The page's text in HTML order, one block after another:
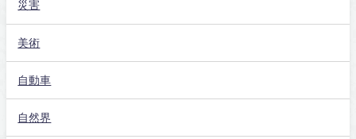
災害
美術
自動車
自然界